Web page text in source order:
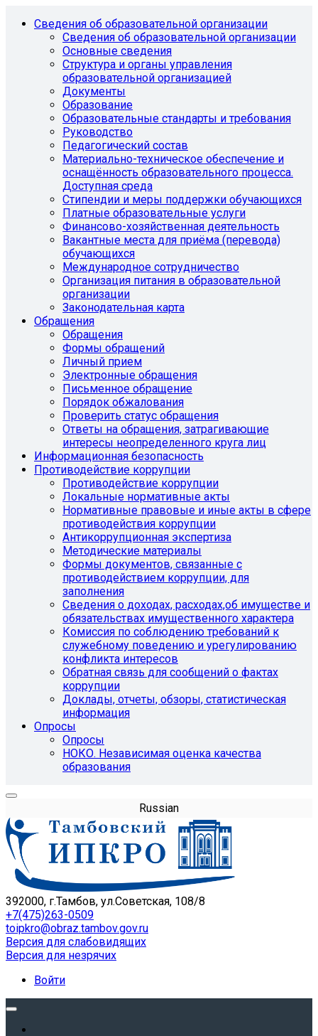
Сведения об образовательной организации
Сведения об образовательной организации
Основные сведения
Структура и органы управления
образовательной организацией
Документы
Образование
Образовательные стандарты и требования
Руководство
Педагогический состав
Материально-техническое обеспечение и
оснащённость образовательного процесса.
Доступная среда
Стипендии и меры поддержки обучающихся
Платные образовательные услуги
Финансово-хозяйственная деятельность
Вакантные места для приёма (перевода)
обучающихся
Международное сотрудничество
Организация питания в образовательной
организации
Законодательная карта
Обращения
Обращения
Формы обращений
Личный прием
Электронные обращения
Письменное обращение
Порядок обжалования
Проверить статус обращения
Ответы на обращения, затрагивающие
интересы неопределенного круга лиц
Информационная безопасность
Противодействие коррупции
Противодействие коррупции
Локальные нормативные акты
Нормативные правовые и иные акты в сфере
противодействия коррупции
Антикоррупционная экспертиза
Методические материалы
Формы документов, связанные с
противодействием коррупции, для
заполнения
Сведения о доходах, расходах,об имуществе и
обязательствах имущественного характера
Комиссия по соблюдению требований к
служебному поведению и урегулированию
конфликта интересов
Обратная связь для сообщений о фактах
коррупции
Доклады, отчеты, обзоры, статистическая
информация
Опросы
Опросы
НОКО. Независимая оценка качества
образования
Russian
392000, г.Тамбов, ул.Советская, 108/8
+7(475)263-0509
toipkro@obraz.tambov.gov.ru
Версия для слабовидящих
Версия для незрячих
Войти